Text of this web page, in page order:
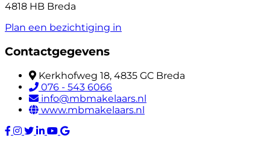
4818 HB Breda
Plan een bezichtiging in
Contactgegevens
Kerkhofweg 18, 4835 GC Breda
076 - 543 6066
info@mbmakelaars.nl
www.mbmakelaars.nl